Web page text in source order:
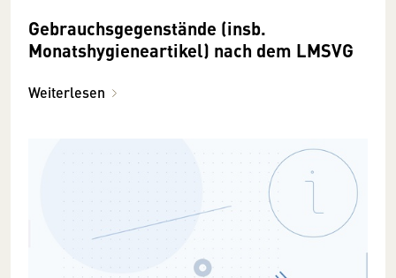
Gebrauchsgegenstände (insb.
Monatshygieneartikel) nach dem LMSVG
Weiterlesen